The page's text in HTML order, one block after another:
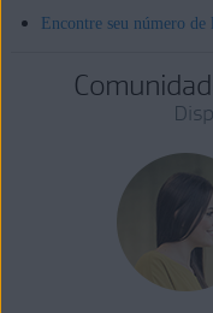
Encontre seu número de